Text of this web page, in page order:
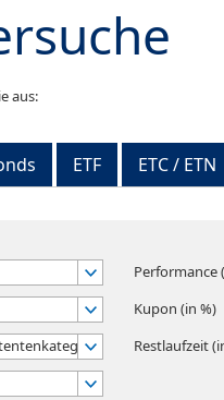
aus:
ETF ETC / ETN
wählen
Performance
Kupon (in %)
Restlaufzeit